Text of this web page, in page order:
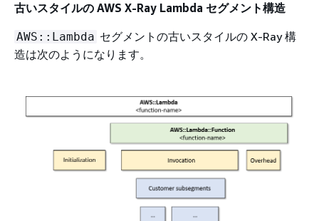
古いスタイルの AWS X-Ray Lambda セグメント構造
AWS::Lambda セグメントの古いスタイルの X-Ray 構
造は次のようになります。